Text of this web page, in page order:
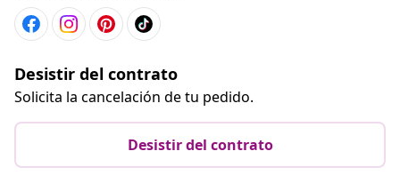
Desistir del contrato
Solicita la cancelación de tu pedido.
Desistir del contrato